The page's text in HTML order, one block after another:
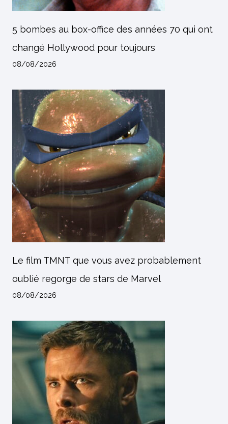
5 bombes au box-office des années 70 qui ont
changé Hollywood pour toujours
08/08/2026
Le film TMNT que vous avez probablement
oublié regorge de stars de Marvel
08/08/2026